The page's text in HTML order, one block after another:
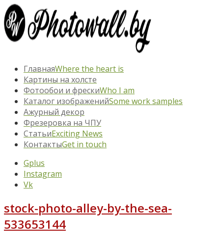
ГлавнаяWhere the heart is
Картины на холсте
Фотообои и фрескиWho I am
Каталог изображенийSome work samples
Ажурный декор
Фрезеровка на ЧПУ
СтатьиExciting News
КонтактыGet in touch
Gplus
Instagram
Vk
stock-photo-alley-by-the-sea-
533653144